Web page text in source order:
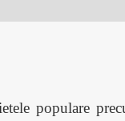
populare